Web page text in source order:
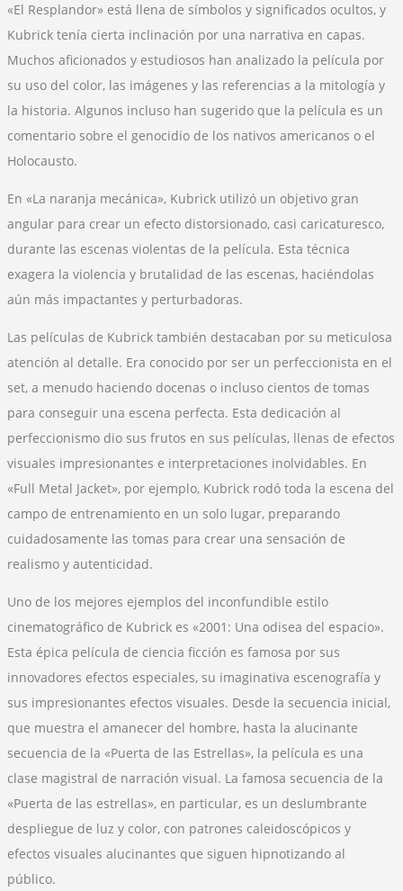
«El Resplandor» está llena de símbolos y significados ocultos, y
Kubrick tenía cierta inclinación por una narrativa en capas.
Muchos aficionados y estudiosos han analizado la película por
su uso del color, las imágenes y las referencias a la mitología y
la historia. Algunos incluso han sugerido que la película es un
comentario sobre el genocidio de los nativos americanos o el
Holocausto.
En «La naranja mecánica», Kubrick utilizó un objetivo gran
angular para crear un efecto distorsionado, casi caricaturesco,
durante las escenas violentas de la película. Esta técnica
exagera la violencia y brutalidad de las escenas, haciéndolas
aún más impactantes y perturbadoras.
Las películas de Kubrick también destacaban por su meticulosa
atención al detalle. Era conocido por ser un perfeccionista en el
set, a menudo haciendo docenas o incluso cientos de tomas
para conseguir una escena perfecta. Esta dedicación al
perfeccionismo dio sus frutos en sus películas, llenas de efectos
visuales impresionantes e interpretaciones inolvidables. En
«Full Metal Jacket», por ejemplo, Kubrick rodó toda la escena del
campo de entrenamiento en un solo lugar, preparando
cuidadosamente las tomas para crear una sensación de
realismo y autenticidad.
Uno de los mejores ejemplos del inconfundible estilo
cinematográfico de Kubrick es «2001: Una odisea del espacio».
Esta épica película de ciencia ficción es famosa por sus
innovadores efectos especiales, su imaginativa escenografía y
sus impresionantes efectos visuales. Desde la secuencia inicial,
que muestra el amanecer del hombre, hasta la alucinante
secuencia de la «Puerta de las Estrellas», la película es una
clase magistral de narración visual. La famosa secuencia de la
«Puerta de las estrellas», en particular, es un deslumbrante
despliegue de luz y color, con patrones caleidoscópicos y
efectos visuales alucinantes que siguen hipnotizando al
público.